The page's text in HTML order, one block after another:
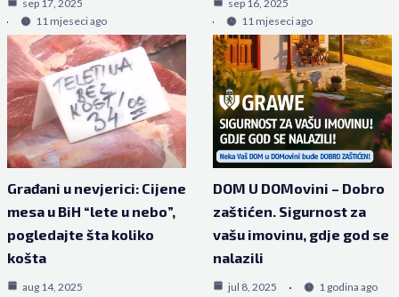
sep 17, 2025
11 mjeseci ago
sep 16, 2025
11 mjeseci ago
Građani u nevjerici: Cijene
mesa u BiH “lete u nebo”,
pogledajte šta koliko
košta
aug 14, 2025
DOM U DOMovini – Dobro
zaštićen. Sigurnost za
vašu imovinu, gdje god se
nalazili
jul 8, 2025 1 godina ago